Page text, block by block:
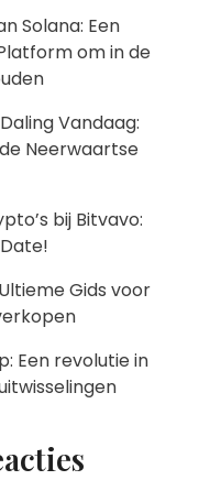
Solana: Een
om in de
Vandaag:
Neerwaartse
bij Bitvavo:
Gids voor
Een revolutie in